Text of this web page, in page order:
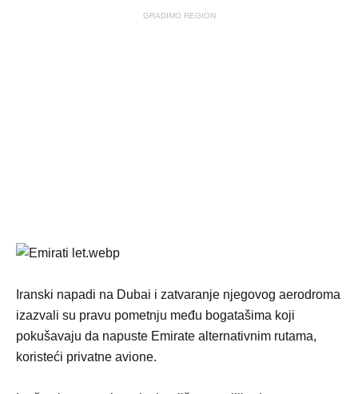
GRADIMO REGION
Iranski napadi na Dubai i zatvaranje njegovog aerodroma
izazvali su pravu pometnju među bogatašima koji
pokušavaju da napuste Emirate alternativnim rutama,
koristeći privatne avione.